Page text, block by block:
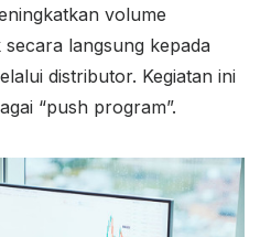
volume
langsung kepada
distributor. Kegiatan ini
“push program”.